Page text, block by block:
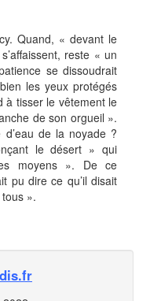
« devant le
reste « un
se dissoudrait
les yeux protégés
à tisser le vêtement le
de son orgueil ».
de la noyade ?
le désert » qui
moyens ». De ce
pu dire ce qu’il disait
».